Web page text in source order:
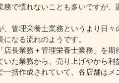
務で慣れないことも多いですが、
、管理栄養士業務というより日
なる流れのようです。
店長業務＋管理栄養士業務」を
いた業務から、売り上げやから
一括作成されていて、各店舗はメ